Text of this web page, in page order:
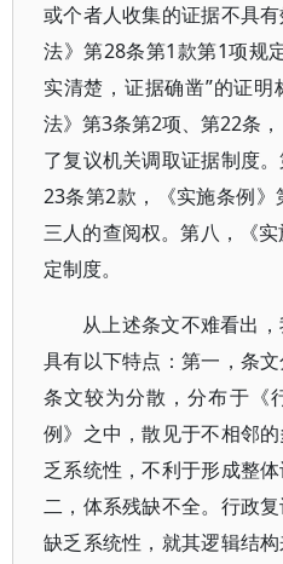
或个者人收集的证据不具
法》第28条第1款第1项规
实清楚，证据确凿”的证
法》第3条第2项、第22条
了复议机关调取证据制度
23条第2款，《实施条例
三人的查阅权。第八，《
定制度。
从上述条文不难看出
具有以下特点：第一，条
条文较为分散，分布于《
例》之中，散见于不相邻
乏系统性，不利于形成整
二，体系残缺不全。行政
缺乏系统性，就其逻辑结